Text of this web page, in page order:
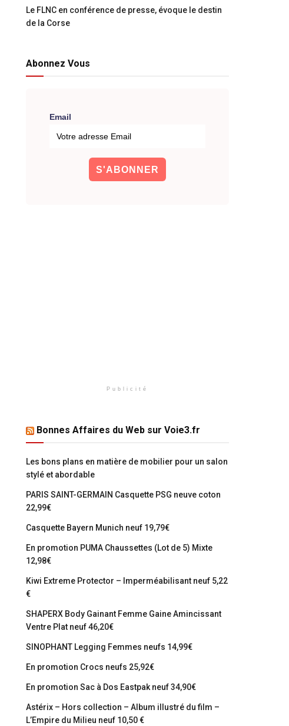
Le FLNC en conférence de presse, évoque le destin
de la Corse
Abonnez Vous
Email
Publicité
Bonnes Affaires du Web sur Voie3.fr
Les bons plans en matière de mobilier pour un salon
stylé et abordable
PARIS SAINT-GERMAIN Casquette PSG neuve coton
22,99€
Casquette Bayern Munich neuf 19,79€
En promotion PUMA Chaussettes (Lot de 5) Mixte
12,98€
Kiwi Extreme Protector – Imperméabilisant neuf 5,22
€
SHAPERX Body Gainant Femme Gaine Amincissant
Ventre Plat neuf 46,20€
SINOPHANT Legging Femmes neufs 14,99€
En promotion Crocs neufs 25,92€
En promotion Sac à Dos Eastpak neuf 34,90€
Astérix – Hors collection – Album illustré du film –
L’Empire du Milieu neuf 10,50 €